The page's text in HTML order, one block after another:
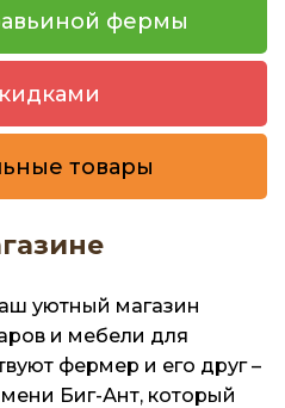
фермы
товары
уютный магазин
и мебели для
фермер и его друг –
Биг-Ант, который